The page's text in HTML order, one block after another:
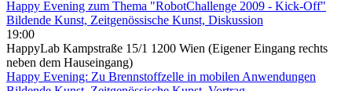
Happy Evening zum Thema "RobotChallenge 2009 - Kick-Off"
Bildende Kunst, Zeitgenössische Kunst, Diskussion
19:00
HappyLab Kampstraße 15/1 1200 Wien (Eigener Eingang rechts
neben dem Hauseingang)
Happy Evening: Zu Brennstoffzelle in mobilen Anwendungen